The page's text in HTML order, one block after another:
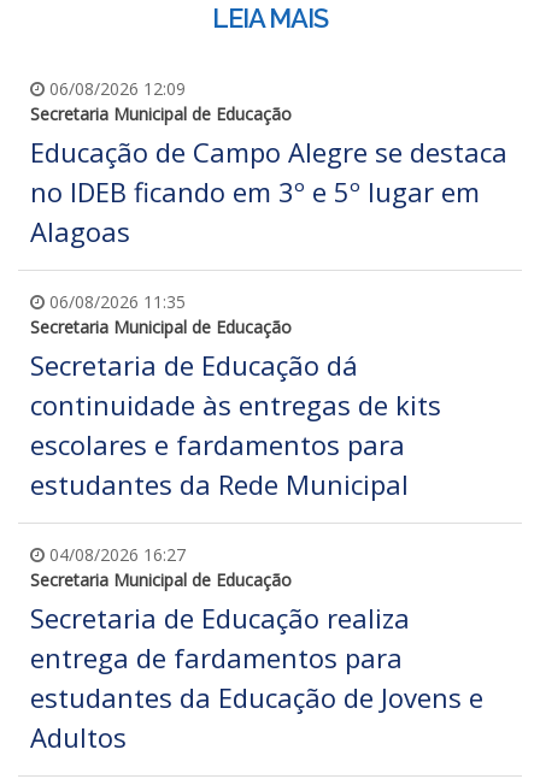
LEIA MAIS
06/08/2026 12:09
Secretaria Municipal de Educação
Educação de Campo Alegre se destaca
no IDEB ficando em 3º e 5º lugar em
Alagoas
06/08/2026 11:35
Secretaria Municipal de Educação
Secretaria de Educação dá
continuidade às entregas de kits
escolares e fardamentos para
estudantes da Rede Municipal
04/08/2026 16:27
Secretaria Municipal de Educação
Secretaria de Educação realiza
entrega de fardamentos para
estudantes da Educação de Jovens e
Adultos